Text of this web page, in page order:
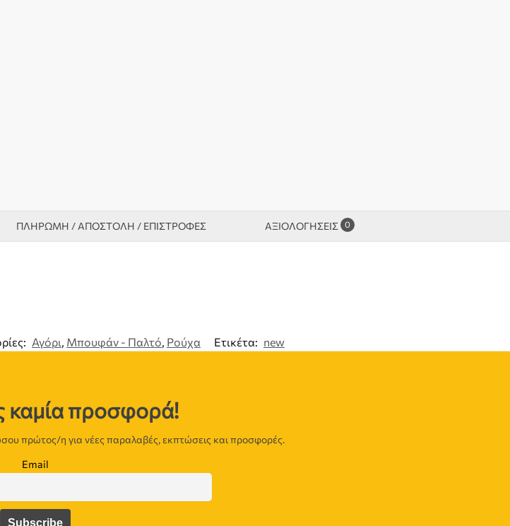
ΠΛΗΡΩΜΗ / ΑΠΟΣΤΟΛΗ / ΕΠΙΣΤΡΟΦΕΣ ΑΞΙΟΛΟΓΉΣΕΙΣ 0
Αγόρι, Μπουφάν - Παλτό, Ρούχα Ετικέτα: new
καμία προσφορά!
πρώτος/η για νέες παραλαβές, εκπτώσεις και προσφορές.
Email